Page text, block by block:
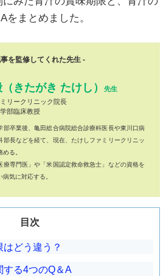
をまとめました。
を監修してくれた先生 -
きたがき たけし）
先生
リークリニック院長
部臨床教授
部卒業後、亀田総合病院総合診療科医長や東川口病
部長などを経て、現在、たけしファミリークリニッ
る。
療専門医」や「米国認定救命救急士」などの資格を
気に対応する。
目次
どう違う？
する4つのQ＆A